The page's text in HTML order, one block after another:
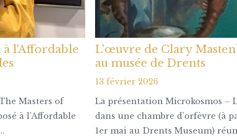
à l'Affordable
Masters of
à l’Affordable
L'œuvre de Clary
au musée de Drents
13 février 2026
La présentation Microkosmos –
dans une chambre d’orfèvre (à
1er mai au Drents Museum)